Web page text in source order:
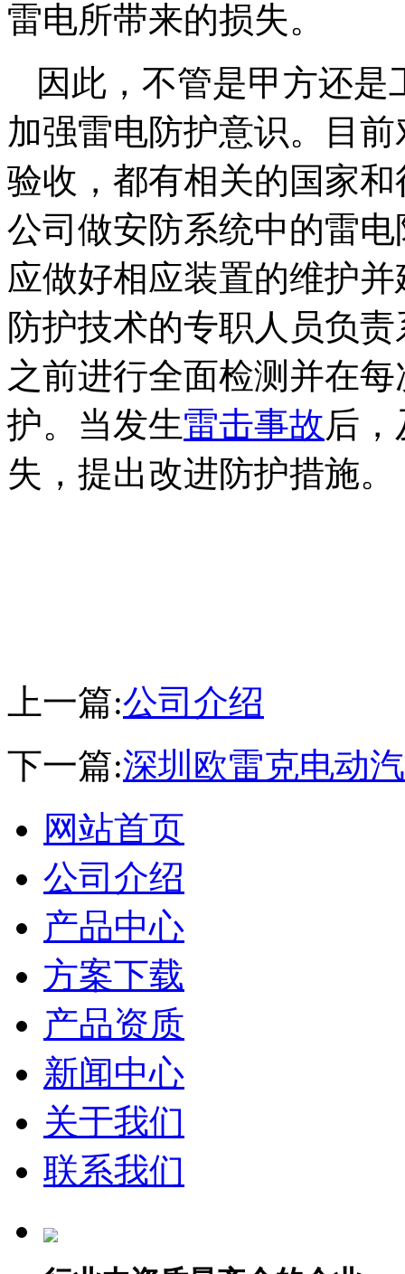
雷电所带来的损失。
因此，不管是甲方还
加强雷电防护意识。目
验收，都有相关的国家
公司做安防系统中的雷
应做好相应装置的维护
防护技术的专职人员负
之前进行全面检测并在
护。当发生雷击事故后
失，提出改进防护措施。
上一篇:公司介绍
下一篇:深圳欧雷克电动
网站首页
公司介绍
产品中心
方案下载
产品资质
新闻中心
关于我们
联系我们